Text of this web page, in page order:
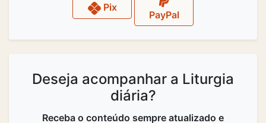
Pix
PayPal
Deseja acompanhar a Liturgia
diária?
Receba o conteúdo sempre atualizado e